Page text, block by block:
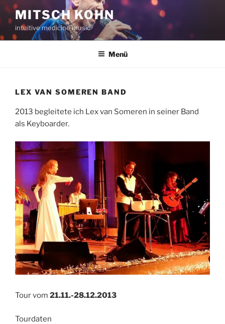
Zum
Inhalt
springen
MITSCH KOHN
intuitive medicine music
Menü
LEX VAN SOMEREN BAND
2013 begleitete ich Lex van Someren in seiner Band
als Keyboarder.
Tour vom 21.11.-28.12.2013
Tourdaten